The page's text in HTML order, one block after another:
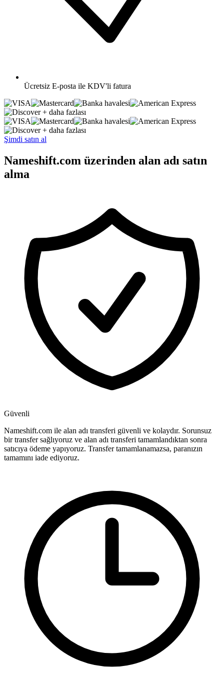
Ücretsiz E-posta ile KDV'li fatura
+ daha fazlası
+ daha fazlası
Şimdi satın al
Nameshift.com üzerinden alan adı satın
alma
Güvenli
Nameshift.com ile alan adı transferi güvenli ve kolaydır. Sorunsuz
bir transfer sağlıyoruz ve alan adı transferi tamamlandıktan sonra
satıcıya ödeme yapıyoruz. Transfer tamamlanamazsa, paranızın
tamamını iade ediyoruz.